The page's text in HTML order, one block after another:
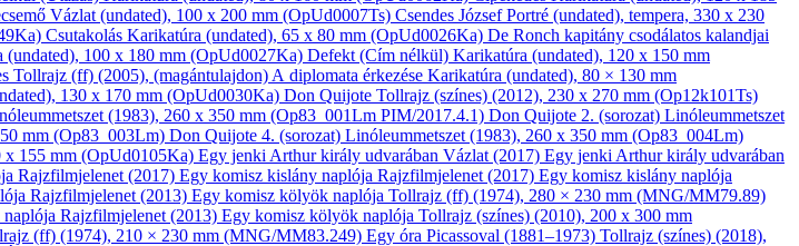
Vázlat (undated), 100 x 200 mm (OpUd0007Ts) Csendes JózsefPortré (undated), tempera, 330 x 230
Csutakolás Karikatúra (undated), 65 x 80 mm (OpUd0026Ka) De Ronch kapitány csodálatos kalandjai
(undated), 100 x 180 mm (OpUd0027Ka) Defekt (Cím nélkül) Karikatúra (undated), 120 x 150 mm
Tollrajz (ff) (2005), (magántulajdon) A diplomata érkezése Karikatúra (undated), 80 × 130 mm
130 x 170 mm (OpUd0030Ka) Don Quijote Tollrajz (színes) (2012), 230 x 270 mm (Op12k101Ts)
(1983), 260 x 350 mm (Op83_001Lm PIM/2017.4.1) Don Quijote 2. (sorozat) Linóleum­metszet
mm (Op83_003Lm) Don Quijote 4. (sorozat) Linóleum­metszet (1983), 260 x 350 mm (Op83_004Lm)
x 155 mm (OpUd0105Ka) Egy jenki Arthur király udvarában Vázlat (2017) Egy jenki Arthur király udvarában
Rajzfilmjelenet (2017) Egy komisz kislány naplója Rajzfilmjelenet (2017) Egy komisz kislány naplója
Rajzfilmjelenet (2013) Egy komisz kölyök naplója Tollrajz (ff) (1974), 280 × 230 mm (MNG/MM79.89)
Rajzfilmjelenet (2013) Egy komisz kölyök naplója Tollrajz (színes) (2010), 200 x 300 mm
(ff) (1974), 210 × 230 mm (MNG/MM83.249) Egy óra Picassoval (1881–1973) Tollrajz (színes) (2018),